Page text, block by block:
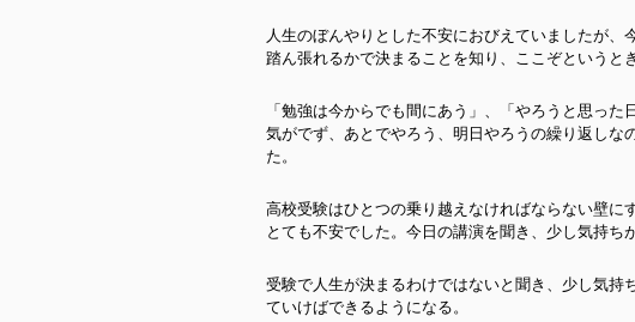
人生のぼんやりとした不安におびえていましたが
踏ん張れるかで決まることを知り、ここぞというと
「勉強は今からでも間にあう」、「やろうと思っ
気がでず、あとでやろう、明日やろうの繰り返しな
た。
高校受験はひとつの乗り越えなければならない壁
とても不安でした。今日の講演を聞き、少し気持ち
受験で人生が決まるわけではないと聞き、少し気持
ていけばできるようになる。